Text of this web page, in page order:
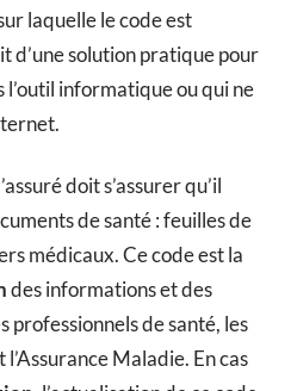
laquelle le code est
d’une solution pratique pour
informatique ou qui ne
doit s’assurer qu’il
de santé : feuilles de
médicaux. Ce code est la
des informations et des
professionnels de santé, les
Maladie. En cas